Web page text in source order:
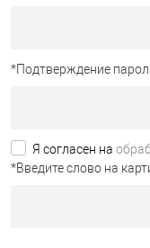
*Подтверждение
Я согласен на
*Введите слово на